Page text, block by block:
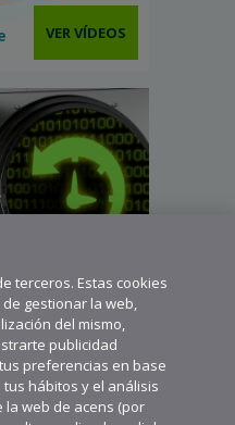
VER VÍDEOS
terceros. Estas cookies
gestionar la web,
del mismo,
publicidad
preferencias en base
hábitos y el análisis
web de acens (por